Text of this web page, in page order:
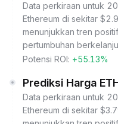
Data perkiraan untuk
Ethereum di sekitar
menunjukkan tren
pertumbuhan
Potensi ROI: +55.13%
Prediksi Harga
Data perkiraan untuk
Ethereum di sekitar